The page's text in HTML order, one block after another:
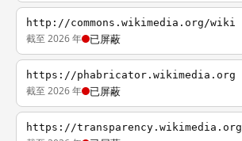
http://commons.wikimedia.org/wiki
截至 2026 年 已屏蔽
https://phabricator.wikimedia.org
截至 2026 年 已屏蔽
https://transparency.wikimedia.org